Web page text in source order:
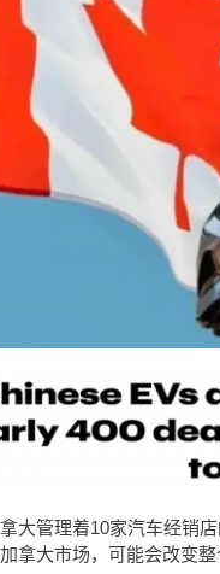
大管理着10家汽车经销
拿大市场，可能会改变整